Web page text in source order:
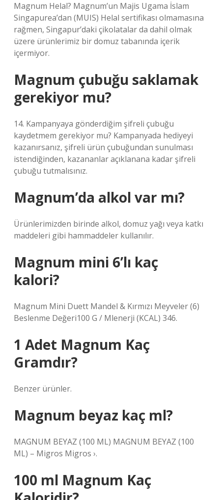
Magnum Helal? Magnum’un Majis Ugama İslam
Singapurea’dan (MUIS) Helal sertifikası olmamasına
rağmen, Singapur’daki çikolatalar da dahil olmak
üzere ürünlerimiz bir domuz tabanında içerik
içermiyor.
Magnum çubuğu saklamak
gerekiyor mu?
14. Kampanyaya gönderdiğim şifreli çubuğu
kaydetmem gerekiyor mu? Kampanyada hediyeyi
kazanırsanız, şifreli ürün çubuğundan sunulması
istendiğinden, kazananlar açıklanana kadar şifreli
çubuğu tutmalısınız.
Magnum’da alkol var mı?
Ürünlerimizden birinde alkol, domuz yağı veya katkı
maddeleri gibi hammaddeler kullanılır.
Magnum mini 6’lı kaç
kalori?
Magnum Mini Duett Mandel & Kırmızı Meyveler (6)
Beslenme Değeri100 G / Mlenerji (KCAL) 346.
1 Adet Magnum Kaç
Gramdır?
Benzer ürünler.
Magnum beyaz kaç ml?
MAGNUM BEYAZ (100 ML) MAGNUM BEYAZ (100
ML) – Migros Migros ›.
100 ml Magnum Kaç